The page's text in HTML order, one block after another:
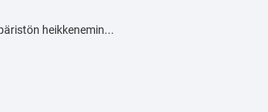
heikkenemin...